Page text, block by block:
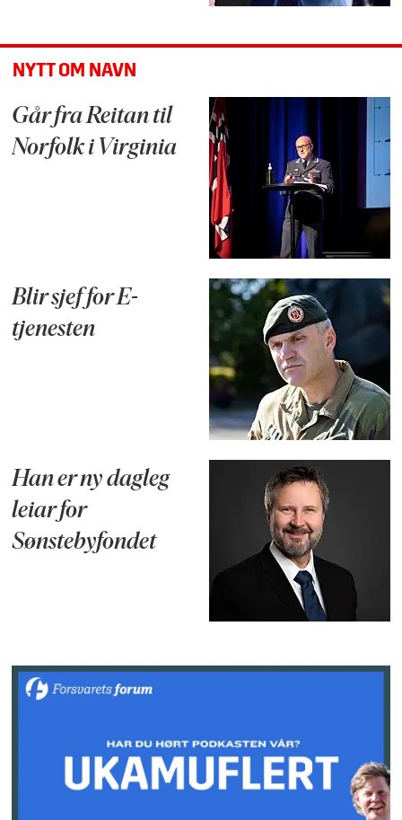
NYTT OM NAVN
Går fra Reitan til
Norfolk i Virginia
Blir sjef for E-
tjenesten
Han er ny dagleg
leiar for
Sønstebyfondet